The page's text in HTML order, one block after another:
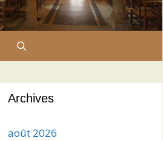
Archives
août 2026